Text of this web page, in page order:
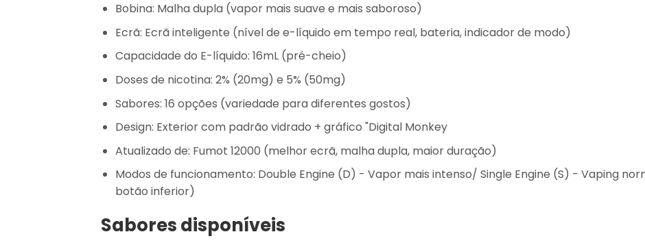
Bobina: Malha dupla (vapor mais suave e mais saboroso)
Ecrã: Ecrã inteligente (nível de e-líquido em tempo real, bateria, indicador de modo)
Capacidade do E-líquido: 16mL (pré-cheio)
Doses de nicotina: 2% (20mg) e 5% (50mg)
Sabores: 16 opções (variedade para diferentes gostos)
Design: Exterior com padrão vidrado + gráfico "Digital Monkey
Atualizado de: Fumot 12000 (melhor ecrã, malha dupla, maior duração)
Modos de funcionamento: Double Engine (D) - Vapor mais intenso/ Single Engine (S) - Vaping
botão inferior)
Sabores disponíveis